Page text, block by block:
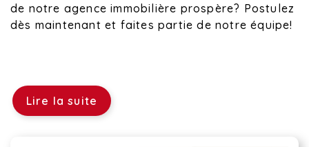
de notre agence immobilière prospère? Postulez
dès maintenant et faites partie de notre équipe!
Lire la suite